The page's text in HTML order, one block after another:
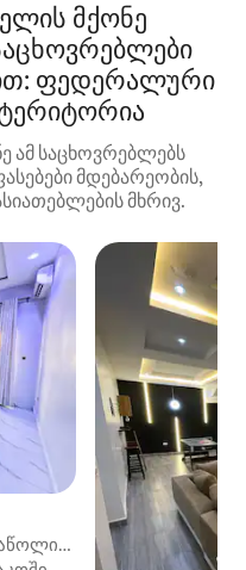
მქონე
ფედერალური
ამ საცხოვრებლებს
მდებარეობის,
მხრივ.